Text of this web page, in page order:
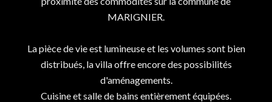
MARIGNIER.
La pièce de vie est lumineuse et les volumes sont bien
distribués, la villa offre encore des possibilités
d'aménagements.
Cuisine et salle de bains entièrement équipées.